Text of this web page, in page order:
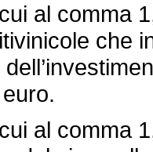
al comma
che
al comma